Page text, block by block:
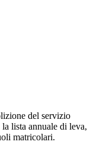
del servizio
lista annuale di leva,
matricolari.